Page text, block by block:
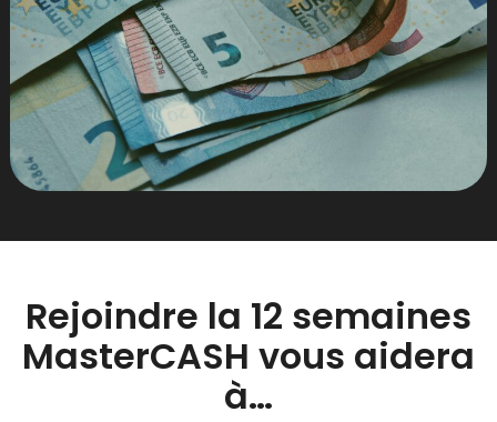
Rejoindre la 12 semaines
MasterCASH vous aidera
à…